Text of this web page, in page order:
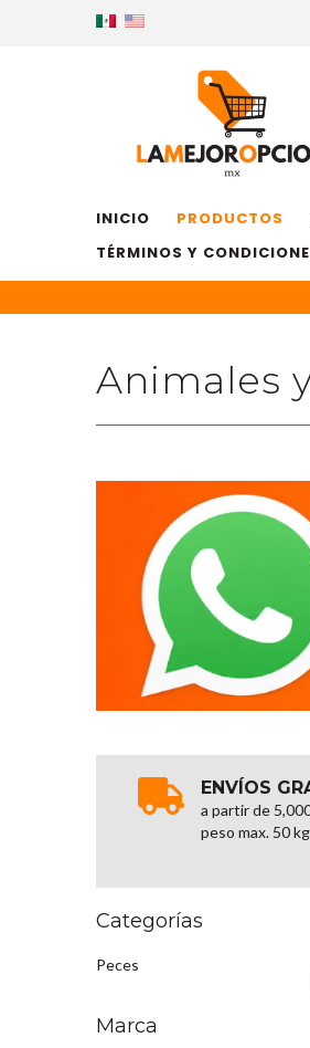
INICIO PRODUCTOS
TÉRMINOS Y
Animales
ENVÍOS
a partir de
peso max. 50 kg
Categorías
Peces
Marca